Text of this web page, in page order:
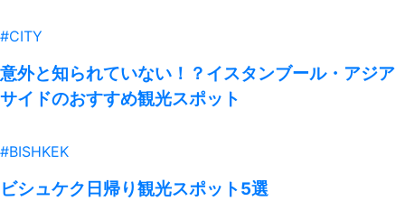
#CITY
意外と知られていない！？イスタンブール・アジア
サイドのおすすめ観光スポット
#BISHKEK
ビシュケク日帰り観光スポット5選